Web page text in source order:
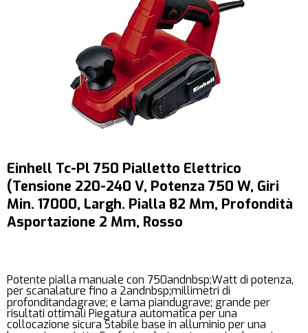
Einhell Tc-Pl 750 Pialletto Elettrico
(Tensione 220-240 V, Potenza 750 W, Giri
Min. 17000, Largh. Pialla 82 Mm, Profondità
Asportazione 2 Mm, Rosso
Potente pialla manuale con 750andnbsp;Watt di potenza,
per scanalature fino a 2andnbsp;millimetri di
profonditandagrave; e lama piandugrave; grande per
risultati ottimali Piegatura automatica per una
collocazione sicura Stabile base in alluminio per una